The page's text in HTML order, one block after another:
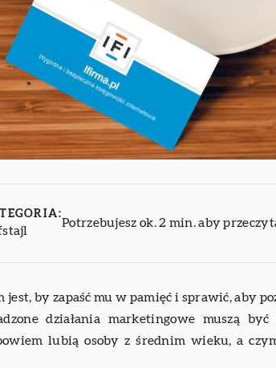
Potrzebujesz ok. 2 min. aby
by zapaść mu w pamięć i sprawić, aby
działania marketingowe muszą być
lubią osoby z średnim wieku, a